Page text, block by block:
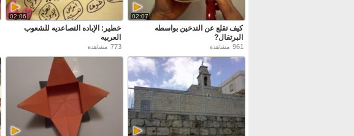
02:07
كيف تقلع عن التدخين بواسطه
البرتقال?
961 مشاهدة
02:06
خطير: الإباده التصاعديه للشعوب
العربيه
773 مشاهدة